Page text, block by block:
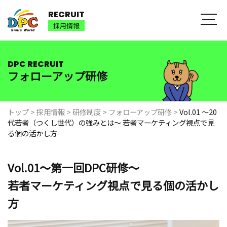
RECRUIT
採用情報
DPC RECRUIT
フォローアップ研修
トップ>採用情報>研修制度> フォローアップ研修>Vol.01 〜20
代若者（つくし世代）の強みとは〜 若者マーケティング視点で見
る個の活かし方
Vol.01〜第一回DPC研修〜
若者マーケティング視点で見る個の活かし
方